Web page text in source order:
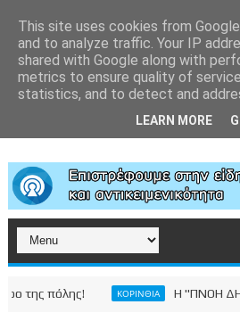
πόλης! ΚΟΡΙΝΘΙΑ Η "ΠΝΟΗ
This site uses cookies from
and to analyze traffic. Your IP
shared with Google along with
metrics to ensure quality of
statistics, and to detect and
LEARN MORE